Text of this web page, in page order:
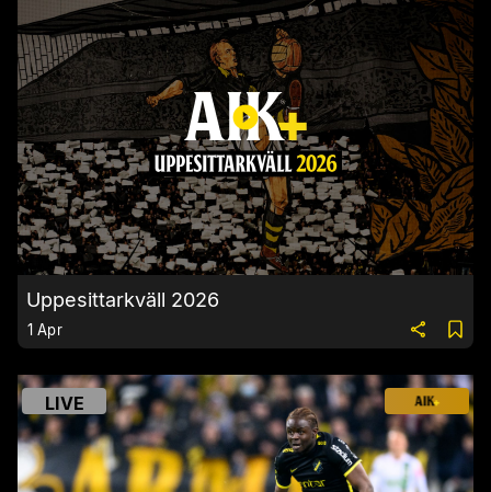
Uppesittarkväll 2026
1 Apr
LIVE